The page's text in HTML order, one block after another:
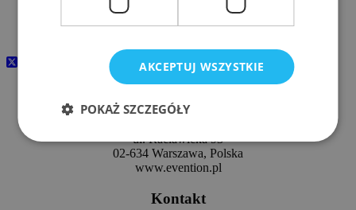
ul. Racławicka 93
02-634 Warszawa, Polska
www.evention.pl
Kontakt
AKCEPTUJ WSZYSTKIE
POKAŻ SZCZEGÓŁY